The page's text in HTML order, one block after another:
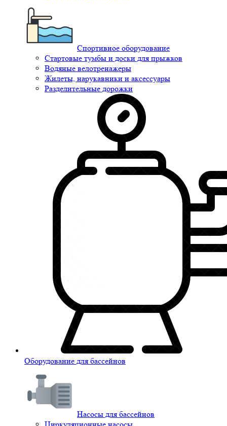
Спортивное оборудование
Стартовые тумбы и доски для прыжков
Водяные велотренажеры
Жилеты, нарукавники и аксессуары
Разделительные дорожки
Оборудование для бассейнов
Насосы для бассейнов